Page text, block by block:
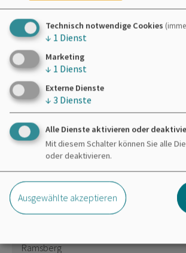
Für Spezialmüll wie Windeln und
sindSonderbehälteraufgestellt.
Möchten Sie von
bereitgestellte externe Inhalte
Ramsberg
Technisch notwendige Cookies
↓ 1 Dienst
Marketing
↓ 1 Dienst
Externe Dienste
↓ 3 Dienste
Alle Dienste aktivieren oder
Mit diesem Schalter können Sie alle
oder deaktivieren.
Ausgewählte akzeptieren